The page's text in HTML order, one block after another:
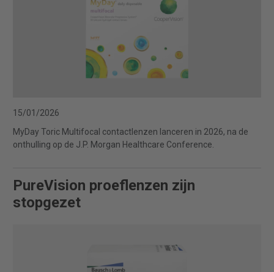
15/01/2026
MyDay Toric Multifocal contactlenzen lanceren in 2026, na de
onthulling op de J.P. Morgan Healthcare Conference.
PureVision proeflenzen zijn
stopgezet